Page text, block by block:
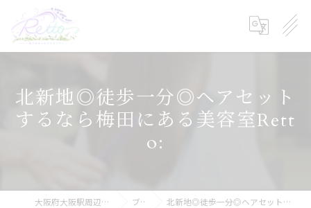
北新地◎徒歩一分◎ヘアセット
するなら梅田にある美容室Rett
o:
大阪府大阪駅周辺の美容院ならRetto: ブログ 北新地◎徒歩一分◎ヘアセットするなら梅田にある美容室Retto: